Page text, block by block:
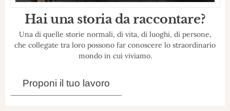
Hai una storia da raccontare?
Una di quelle storie normali, di vita, di luoghi, di persone,
che collegate tra loro possono far conoscere lo straordinario
mondo in cui viviamo.
Proponi il tuo lavoro